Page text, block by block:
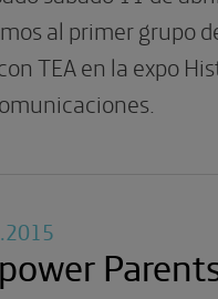
al primer grupo
TEA en la expo